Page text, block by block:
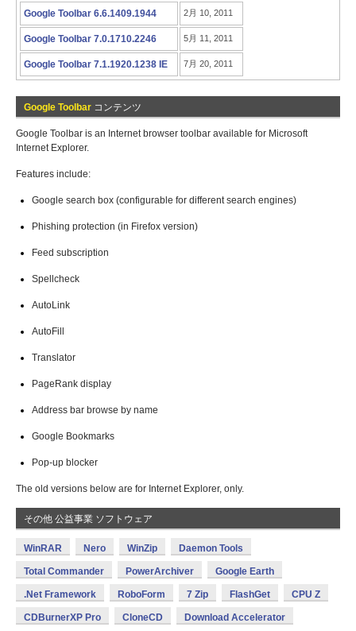
Google Toolbar 6.6.1409.1944 2月 10, 2011
Google Toolbar 7.0.1710.2246 5月 11, 2011
Google Toolbar 7.1.1920.1238 IE 7月 20, 2011
Google Toolbar コンテンツ
Google Toolbar is an Internet browser toolbar available for Microsoft
Internet Explorer.
Features include:
Google search box (configurable for different search engines)
Phishing protection (in Firefox version)
Feed subscription
Spellcheck
AutoLink
AutoFill
Translator
PageRank display
Address bar browse by name
Google Bookmarks
Pop-up blocker
The old versions below are for Internet Explorer, only.
その他 公益事業 ソフトウェア
WinRAR Nero WinZip Daemon Tools
Total Commander PowerArchiver Google Earth
.Net Framework RoboForm 7 Zip FlashGet CPU Z
CDBurnerXP Pro CloneCD Download Accelerator